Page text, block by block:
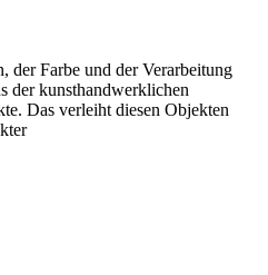
der Farbe und der Verarbeitung
der kunsthandwerklichen
Das verleiht diesen Objekten